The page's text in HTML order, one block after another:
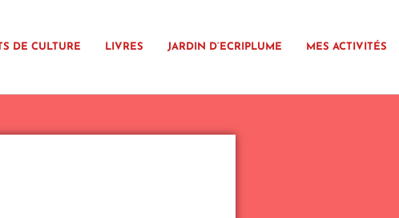
DE CULTURE LIVRES JARDIN D’ECRIPLUME MES ACTIVITÉS